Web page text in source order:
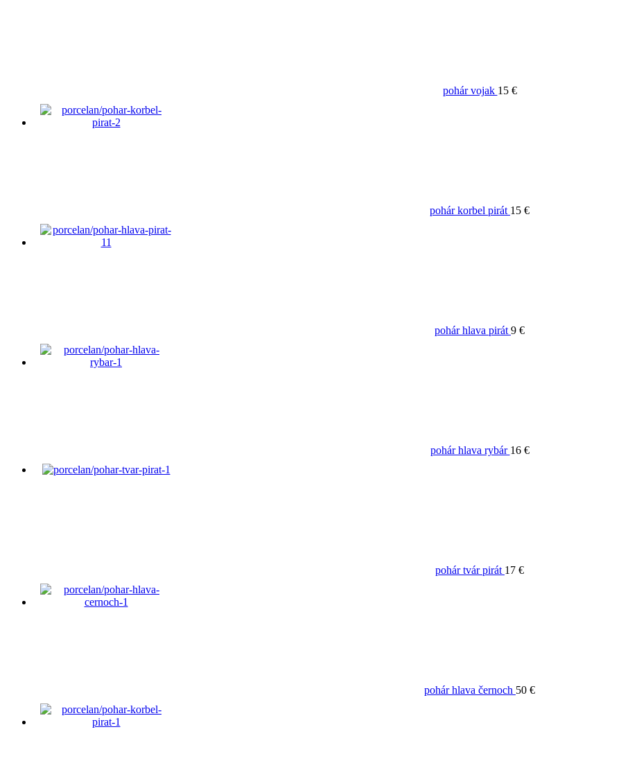
pohár vojak 15 €
pohár korbel pirát 15 €
pohár hlava pirát 9 €
pohár hlava rybár 16 €
pohár tvár pirát 17 €
pohár hlava černoch 50 €